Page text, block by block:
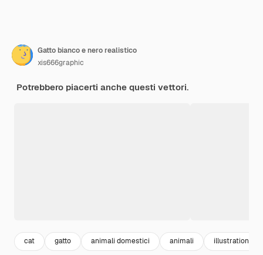
Gatto bianco e nero realistico
xis666graphic
Potrebbero piacerti anche questi vettori.
cat gatto animali domestici animali illustration